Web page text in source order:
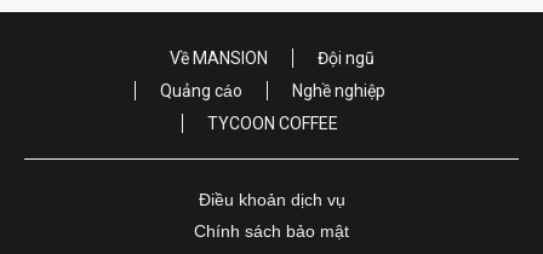
Về MANSION
Đội ngũ
Quảng cáo
Nghề nghiệp
TYCOON COFFEE
Điều khoản dịch vụ
Chính sách bảo mật